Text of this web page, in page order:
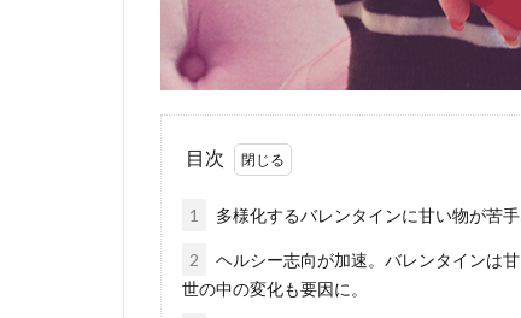
目次
1 多様化するバレンタインに甘い物が苦
2
ヘルシー志向が加速。バレンタインは
世の中の変化も要因に。